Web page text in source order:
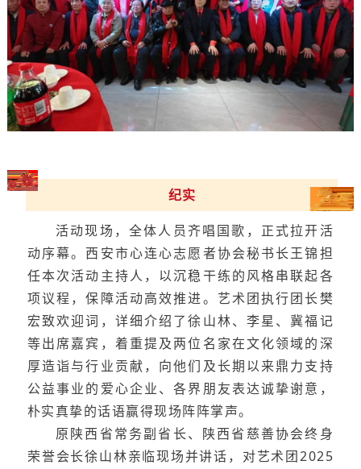
纪实
活动现场，全体人员齐唱国歌，正式拉开活
动序幕。西安市心连心志愿者协会秘书长王锦担
任本次活动主持人，以沉稳干练的风格串联起各
项议程，保障活动高效推进。艺术团执行团长樊
宏致欢迎词，详细介绍了徐山林、李星、冀福记
等出席嘉宾，着重提及两位名家在文化领域的深
厚造诣与行业贡献，向他们及长期以来鼎力支持
公益事业的爱心企业、各界朋友表达诚挚谢意，
朴实真挚的话语赢得现场阵阵掌声。
原陕西省常务副省长、陕西省慈善协会终身
荣誉会长徐山林亲临现场并讲话，对艺术团2025